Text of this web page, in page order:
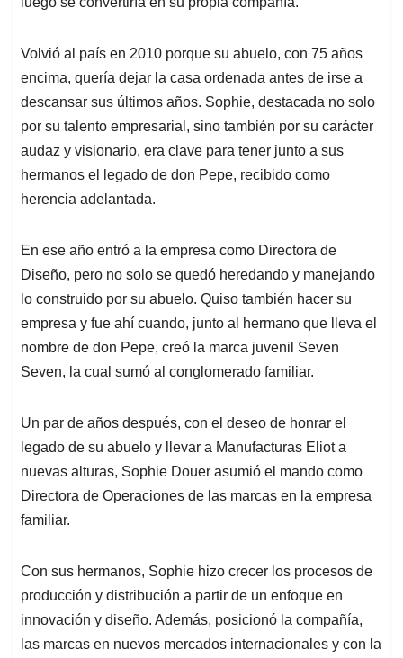
Volvió al país en 2010 porque su abuelo, con 75 años
encima, quería dejar la casa ordenada antes de irse a
descansar sus últimos años. Sophie, destacada no solo
por su talento empresarial, sino también por su carácter
audaz y visionario, era clave para tener junto a sus
hermanos el legado de don Pepe, recibido como
herencia adelantada.
En ese año entró a la empresa como Directora de
Diseño, pero no solo se quedó heredando y manejando
lo construido por su abuelo. Quiso también hacer su
empresa y fue ahí cuando, junto al hermano que lleva el
nombre de don Pepe, creó la marca juvenil Seven
Seven, la cual sumó al conglomerado familiar.
Un par de años después, con el deseo de honrar el
legado de su abuelo y llevar a Manufacturas Eliot a
nuevas alturas, Sophie Douer asumió el mando como
Directora de Operaciones de las marcas en la empresa
familiar.
Con sus hermanos, Sophie hizo crecer los procesos de
producción y distribución a partir de un enfoque en
innovación y diseño. Además, posicionó la compañía,
las marcas en nuevos mercados internacionales y con la